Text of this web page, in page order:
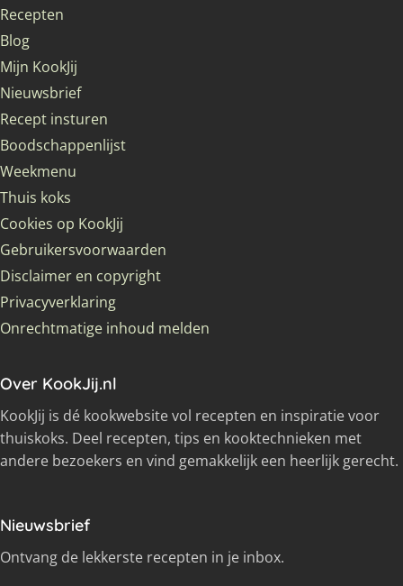
Recepten
Blog
Mijn KookJij
Nieuwsbrief
Recept insturen
Boodschappenlijst
Weekmenu
Thuis koks
Cookies op KookJij
Gebruikersvoorwaarden
Disclaimer en copyright
Privacyverklaring
Onrechtmatige inhoud melden
Over KookJij.nl
KookJij is dé kookwebsite vol recepten en inspiratie voor
thuiskoks. Deel recepten, tips en kooktechnieken met
andere bezoekers en vind gemakkelijk een heerlijk gerecht.
Nieuwsbrief
Ontvang de lekkerste recepten in je inbox.